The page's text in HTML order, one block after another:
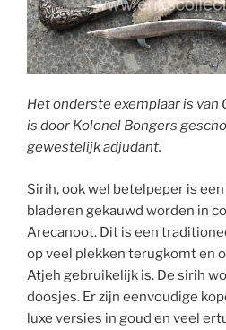
Het onderste exemplaar is van
is door Kolonel Bongers
gewestelijk adjudant.
Sirih, ook wel betelpeper is
bladeren gekauwd worden in
Arecanoot. Dit is een
op veel plekken terugkomt en
Atjeh gebruikelijk is. De sirih
doosjes. Er zijn eenvoudige
luxe versies in goud en veel